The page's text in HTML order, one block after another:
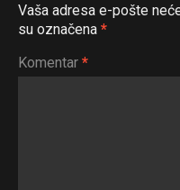
Vaša adresa e-pošte
su označena *
Komentar *